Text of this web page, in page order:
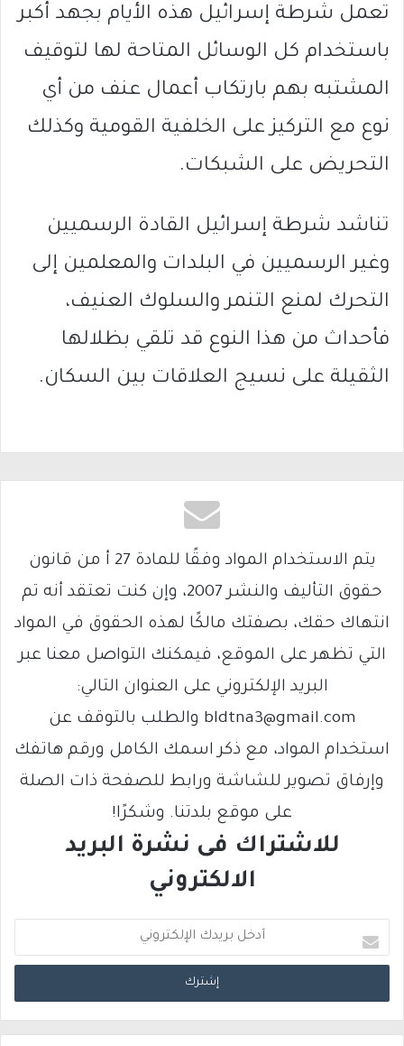
تعمل شرطة إسرائيل هذه الأيام بجهد أكبر
باستخدام كل الوسائل المتاحة لها لتوقيف
المشتبه بهم بارتكاب أعمال عنف من أي
نوع مع التركيز على الخلفية القومية وكذلك
التحريض على الشبكات.
تناشد شرطة إسرائيل القادة الرسميين
وغير الرسميين في البلدات والمعلمين إلى
التحرك لمنع التنمر والسلوك العنيف،
فأحداث من هذا النوع قد تلقي بظلالها
الثقيلة على نسيج العلاقات بين السكان.
يتم الاستخدام المواد وفقًا للمادة 27 أ من قانون
حقوق التأليف والنشر 2007، وإن كنت تعتقد أنه تم
انتهاك حقك، بصفتك مالكًا لهذه الحقوق في المواد
التي تظهر على الموقع، فيمكنك التواصل معنا عبر
البريد الإلكتروني على العنوان التالي:
bldtna3@gmail.com والطلب بالتوقف عن
استخدام المواد، مع ذكر اسمك الكامل ورقم هاتفك
وإرفاق تصوير للشاشة ورابط للصفحة ذات الصلة
على موقع بلدتنا. وشكرًا!
للاشتراك فى نشرة البريد
الالكتروني
د
خ